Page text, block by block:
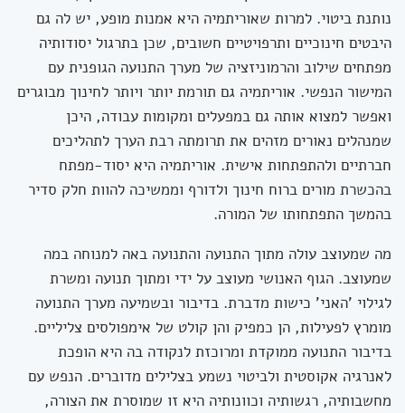
נותנת ביטוי. למרות שאוריתמיה היא אמנות מופע, יש לה גם
היבטים חינוכיים ותרפויטיים חשובים, שכן בתרגול יסודותיה
מפתחים שילוב והרמוניזציה של מערך התנועה הגופנית עם
המישור הנפשי. אוריתמיה גם תורמת יותר ויותר לחינוך מבוגרים
ואפשר למצוא אותה גם במפעלים ומקומות עבודה, היכן
שמנהלים נאורים מזהים את תרומתה רבת הערך לתהליכים
חברתיים ולהתפתחות אישית. אוריתמיה היא יסוד-מפתח
בהכשרת מורים ברוח חינוך ולדורף וממשיכה להוות חלק סדיר
בהמשך התפתחותו של המורה.
מה שמעוצב עולה מתוך התנועה והתנועה באה למנוחה במה
שמעוצב. הגוף האנושי מעוצב על ידי ומתוך תנועה ומשרת
לגילוי 'האני' כישות מדברת. בדיבור ובשמיעה מערך התנועה
מומרץ לפעילות, הן כמפיק והן קולט של אימפולסים צליליים.
בדיבור התנועה ממוקדת ומרוכזת לנקודה בה היא הופכת
לאנרגיה אקוסטית ולביטוי נשמע בצלילים מדוברים. הנפש עם
מחשבותיה, רגשותיה וכוונותיה היא זו שמוסרת את הצורה,